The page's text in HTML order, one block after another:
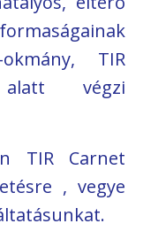
TIR
alatt végzi
TIR Carnet
, vegye